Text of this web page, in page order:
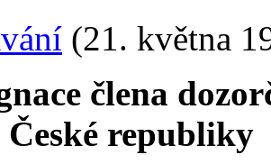
(21. května
člena
republiky